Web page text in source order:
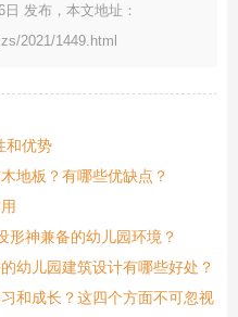
发布，本文地址：
2021/1449.html
和优势
地板？有哪些优缺点？
形神兼备的幼儿园环境？
幼儿园建筑设计有哪些好处？
和成长？这四个方面不可忽视